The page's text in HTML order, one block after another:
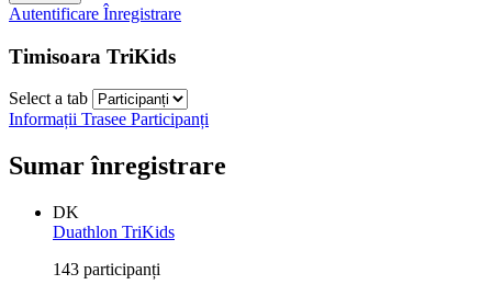
Autentificare Înregistrare
Timisoara TriKids
Select a tab
Informații Trasee Participanți
Sumar înregistrare
DK
Duathlon TriKids
143 participanți